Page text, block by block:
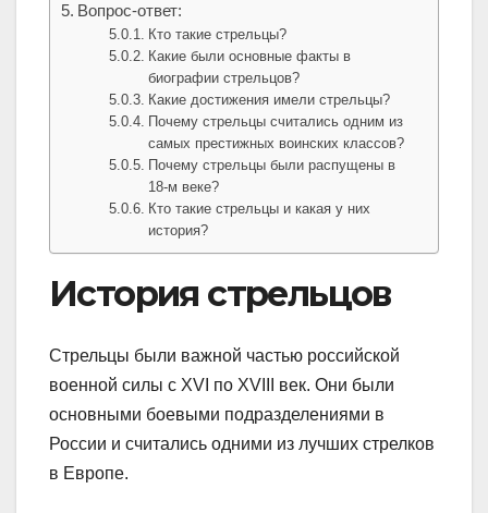
Вопрос-ответ:
Кто такие стрельцы?
Какие были основные факты в
биографии стрельцов?
Какие достижения имели стрельцы?
Почему стрельцы считались одним из
самых престижных воинских классов?
Почему стрельцы были распущены в
18-м веке?
Кто такие стрельцы и какая у них
история?
История стрельцов
Стрельцы были важной частью российской
военной силы с XVI по XVIII век. Они были
основными боевыми подразделениями в
России и считались одними из лучших стрелков
в Европе.